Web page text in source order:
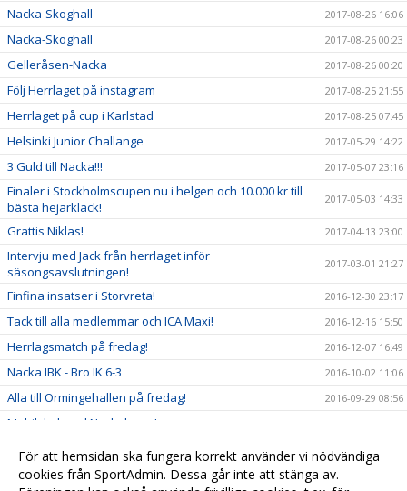
Nacka-Skoghall 2017-08-26 16:06
Nacka-Skoghall 2017-08-26 00:23
Gelleråsen-Nacka 2017-08-26 00:20
Följ Herrlaget på instagram 2017-08-25 21:55
Herrlaget på cup i Karlstad 2017-08-25 07:45
Helsinki Junior Challange 2017-05-29 14:22
3 Guld till Nacka!!! 2017-05-07 23:16
Finaler i Stockholmscupen nu i helgen och 10.000 kr till
bästa hejarklack!
2017-05-03 14:33
Grattis Niklas! 2017-04-13 23:00
Intervju med Jack från herrlaget inför
säsongsavslutningen!
2017-03-01 21:27
Finfina insatser i Storvreta! 2016-12-30 23:17
Tack till alla medlemmar och ICA Maxi! 2016-12-16 15:50
Herrlagsmatch på fredag! 2016-12-07 16:49
Nacka IBK - Bro IK 6-3 2016-10-02 11:06
Alla till Ormingehallen på fredag! 2016-09-29 08:56
Mobilskal med Nackalogga!
Se dam och herrlaget och bidra till framtiden! 2016-09-20 13:38
Kallelse till årsmöte 2016-09-16 17:45
För att hemsidan ska fungera korrekt använder vi nödvändiga
cookies från SportAdmin. Dessa går inte att stänga av.